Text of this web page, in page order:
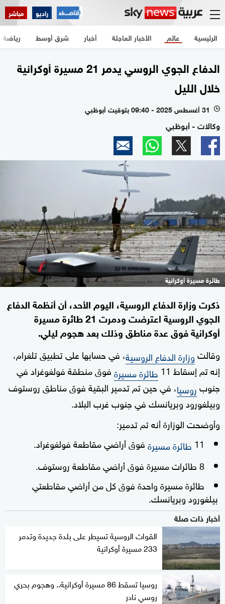
راديو مباشر
الرئيسية الأخبار العاجلة أخبار شرق أوسط عالم رياضة
الدفاع الجوي الروسي يدمر 21 مسيرة أوكرانية
خلال الليل
l 31 أغسطس 2025 - 09:40 بتوقيت أبوظبي
وكالات - أبوظبي
طائرة مسيرة أوكرانية
ذكرت وزارة الدفاع الروسية، اليوم الأحد، أن أنظمة الدفاع
الجوي الروسية اعترضت ودمرت 21 طائرة مسيرة
أوكرانية فوق عدة مناطق وذلك بعد هجوم ليلي.
وقالتوزارة الدفاع الروسية، في حسابها على تطبيق تلغرام،
إنه تم إسقاط 11
طائرة مسيرةفوق منطقة فولغوغراد في
جنوبروسيا، في حين تم تدمير البقية فوق مناطق روستوف
وبيلغورود وبريانسك في جنوب غرب البلاد.
وأوضحت الوزارة أنه تم تدمير:
11 طائرة مسيرة فوق أراضي مقاطعة فولغوغراد.
8 طائرات مسيرة فوق أراضي مقاطعة روستوف.
طائرة مسيرة واحدة فوق كل من أراضي مقاطعتي
بيلغورود وبريانسك.
أخبار ذات صلة
القوات الروسية تسيطر على بلدة جديدة وتدمر
233 مسيرة أوكرانية
روسيا تسقط 86 مسيرة أوكرانية.. وهجوم بحري
روسي نادر